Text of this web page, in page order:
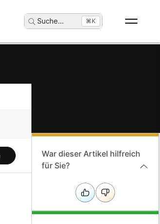
Suche... ⌘K
War dieser Artikel hilfreich
für Sie?